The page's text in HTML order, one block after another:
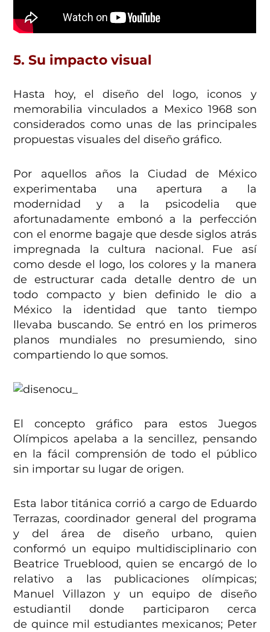
5. Su impacto visual
Hasta hoy, el diseño del logo, iconos y
memorabilia vinculados a Mexico 1968 son
considerados como unas de las principales
propuestas visuales del diseño gráfico.
Por aquellos años la Ciudad de México
experimentaba una apertura a la
modernidad y a la psicodelia que
afortunadamente embonó a la perfección
con el enorme bagaje que desde siglos atrás
impregnada la cultura nacional. Fue así
como desde el logo, los colores y la manera
de estructurar cada detalle dentro de un
todo compacto y bien definido le dio a
México la identidad que tanto tiempo
llevaba buscando. Se entró en los primeros
planos mundiales no presumiendo, sino
compartiendo lo que somos.
El concepto gráfico para estos Juegos
Olímpicos apelaba a la sencillez, pensando
en la fácil comprensión de todo el público
sin importar su lugar de origen.
Esta labor titánica corrió a cargo de Eduardo
Terrazas, coordinador general del programa
y del área de diseño urbano, quien
conformó un equipo multidisciplinario con
Beatrice Trueblood, quien se encargó de lo
relativo a las publicaciones olímpicas;
Manuel Villazon y un equipo de diseño
estudiantil donde participaron cerca
de quince mil estudiantes mexicanos; Peter